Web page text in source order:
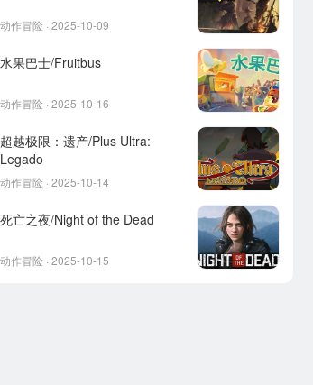
动作冒险 · 2025-10-09
水果巴士/Fruitbus
动作冒险 · 2025-10-16
超越极限：遗产/Plus Ultra:
Legado
动作冒险 · 2025-10-14
死亡之夜/Night of the Dead
动作冒险 · 2025-10-15